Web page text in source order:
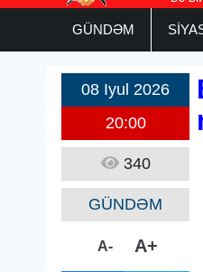
GÜNDƏM
08 Iyul 2026
20:00
340
GÜNDƏM
A- A+